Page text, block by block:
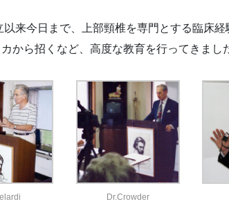
以来今日まで、上部頸椎を専門とする臨床
から招くなど、高度な教育を行ってきまし
Dr.Crowder